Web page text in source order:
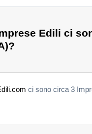
Edili ci
ci sono circa 3